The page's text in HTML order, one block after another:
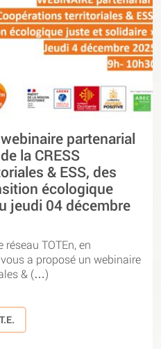
partenarial
la CRESS
& ESS, des
écologique
jeudi 04 décembre
TOTEn, en
a proposé un webinaire
& (…)